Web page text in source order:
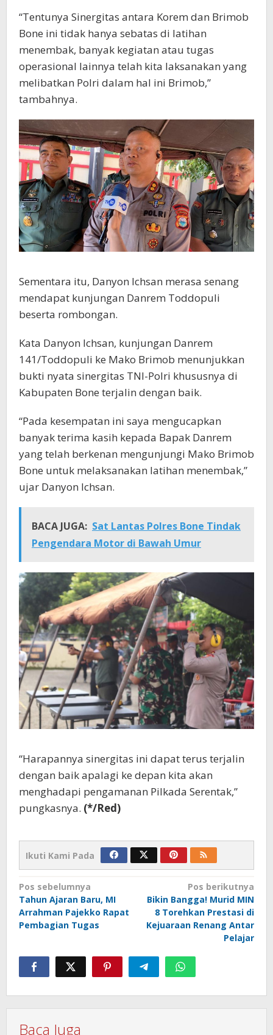
“Tentunya Sinergitas antara Korem dan Brimob
Bone ini tidak hanya sebatas di latihan
menembak, banyak kegiatan atau tugas
operasional lainnya telah kita laksanakan yang
melibatkan Polri dalam hal ini Brimob,”
tambahnya.
Sementara itu, Danyon Ichsan merasa senang
mendapat kunjungan Danrem Toddopuli
beserta rombongan.
Kata Danyon Ichsan, kunjungan Danrem
141/Toddopuli ke Mako Brimob menunjukkan
bukti nyata sinergitas TNI-Polri khususnya di
Kabupaten Bone terjalin dengan baik.
“Pada kesempatan ini saya mengucapkan
banyak terima kasih kepada Bapak Danrem
yang telah berkenan mengunjungi Mako Brimob
Bone untuk melaksanakan latihan menembak,”
ujar Danyon Ichsan.
BACA JUGA: Sat Lantas Polres Bone Tindak
Pengendara Motor di Bawah Umur
“Harapannya sinergitas ini dapat terus terjalin
dengan baik apalagi ke depan kita akan
menghadapi pengamanan Pilkada Serentak,”
pungkasnya. (*/Red)
Ikuti Kami Pada
Navigasi
pos
Pos sebelumnya
Tahun Ajaran Baru, MI
Arrahman Pajekko Rapat
Pembagian Tugas
Pos berikutnya
Bikin Bangga! Murid MIN
8 Torehkan Prestasi di
Kejuaraan Renang Antar
Pelajar
Baca Juga